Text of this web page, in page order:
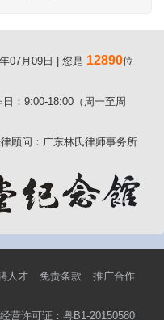
07月09日 | 您是 12890位
：9:00-18:00（周一至周
顾问：广东林氏律师事务所
人才 免责条款
推广合作
营许可证：粤B1-20150580